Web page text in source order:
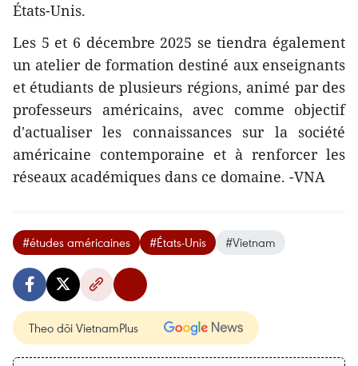
États-Unis.
Les 5 et 6 décembre 2025 se tiendra également
un atelier de formation destiné aux enseignants
et étudiants de plusieurs régions, animé par des
professeurs américains, avec comme objectif
d'actualiser les connaissances sur la société
américaine contemporaine et à renforcer les
réseaux académiques dans ce domaine. -VNA
#études américaines #États-Unis #Vietnam
Theo dõi VietnamPlus